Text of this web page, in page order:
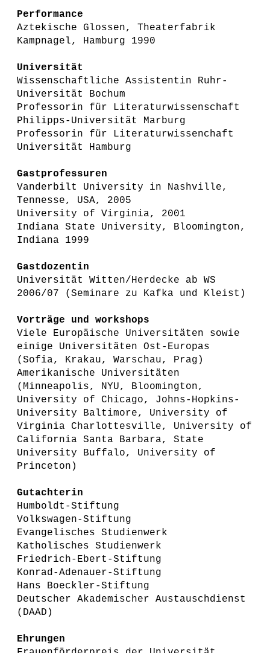
Performance
Aztekische Glossen, Theaterfabrik
Kampnagel, Hamburg 1990
Universität
Wissenschaftliche Assistentin Ruhr-
Universität Bochum
Professorin für Literaturwissenschaft
Philipps-Universität Marburg
Professorin für Literaturwissenchaft
Universität Hamburg
Gastprofessuren
Vanderbilt University in Nashville,
Tennesse, USA, 2005
University of Virginia, 2001
Indiana State University, Bloomington,
Indiana 1999
Gastdozentin
Universität Witten/Herdecke ab WS
2006/07 (Seminare zu Kafka und Kleist)
Vorträge und workshops
Viele Europäische Universitäten sowie
einige Universitäten Ost-Europas
(Sofia, Krakau, Warschau, Prag)
Amerikanische Universitäten
(Minneapolis, NYU, Bloomington,
University of Chicago, Johns-Hopkins-
University Baltimore, University of
Virginia Charlottesville, University of
California Santa Barbara, State
University Buffalo, University of
Princeton)
Gutachterin
Humboldt-Stiftung
Volkswagen-Stiftung
Evangelisches Studienwerk
Katholisches Studienwerk
Friedrich-Ebert-Stiftung
Konrad-Adenauer-Stiftung
Hans Boeckler-Stiftung
Deutscher Akademischer Austauschdienst
(DAAD)
Ehrungen